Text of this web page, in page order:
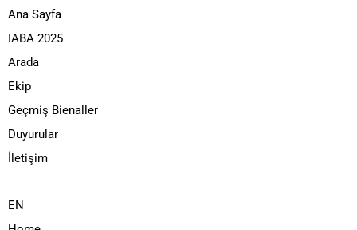
Ana Sayfa
IABA 2025
Arada
Ekip
Geçmiş Bienaller
Duyurular
İletişim
EN